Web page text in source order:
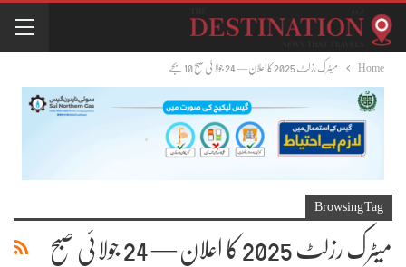
Home میٹرک رزلٹ 2025 کا اعلان — 24 جولائی صبح 10 بجے
Browsing Tag
میٹرک رزلٹ 2025 کا اعلان — 24 جولائی صبح